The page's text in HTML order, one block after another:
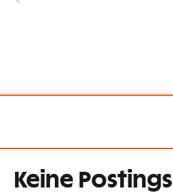
Keine Postings